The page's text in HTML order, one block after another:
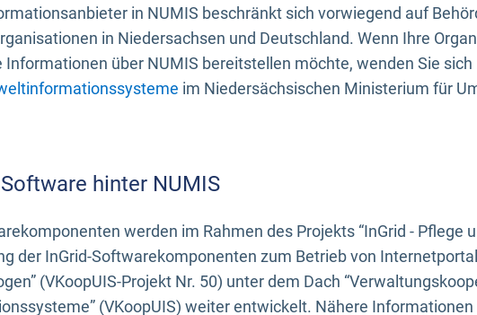
in NUMIS beschränkt sich vorwiegend auf
in Niedersachsen und Deutschland. Wenn Ihre
über NUMIS bereitstellen möchte, wenden Sie sich
im Niedersächsischen Ministerium für
hinter NUMIS
werden im Rahmen des Projekts “InGrid - Pflege
der InGrid-Softwarekomponenten zum Betrieb von
(VKoopUIS-Projekt Nr. 50) unter dem Dach
(VKoopUIS) weiter entwickelt. Nähere